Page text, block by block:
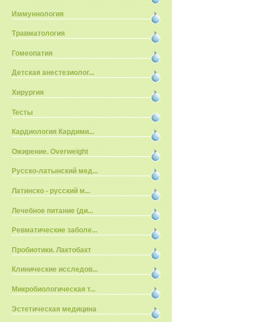
Иммуннология
Травматология
Гомеопатия
Детская анестезиолог...
Хирургия
Тесты
Кардиология Кардими...
Ожирение. Overweight
Русско-латынский мед...
Латинско - русский м...
Лечебное питание (ди...
Ревматические заболе...
Пробиотики. Лактобакт
Клинические исследов...
Микробиологическая т...
Эстетическая медицина